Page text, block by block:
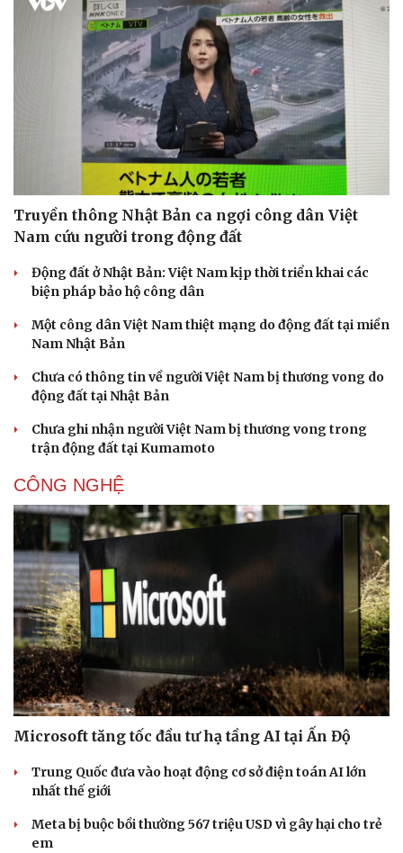
Nhi khoa
Làm đẹp - giảm cân
Phòng mạch online
Ăn sạch sống khỏe
Truyền thông Nhật Bản ca ngợi công dân Việt
Nam cứu người trong động đất
Động đất ở Nhật Bản: Việt Nam kịp thời triển khai các
biện pháp bảo hộ công dân
Một công dân Việt Nam thiệt mạng do động đất tại miền
Nam Nhật Bản
Chưa có thông tin về người Việt Nam bị thương vong do
động đất tại Nhật Bản
Chưa ghi nhận người Việt Nam bị thương vong trong
trận động đất tại Kumamoto
CÔNG NGHỆ
Microsoft tăng tốc đầu tư hạ tầng AI tại Ấn Độ
Trung Quốc đưa vào hoạt động cơ sở điện toán AI lớn
nhất thế giới
Meta bị buộc bồi thường 567 triệu USD vì gây hại cho trẻ
em